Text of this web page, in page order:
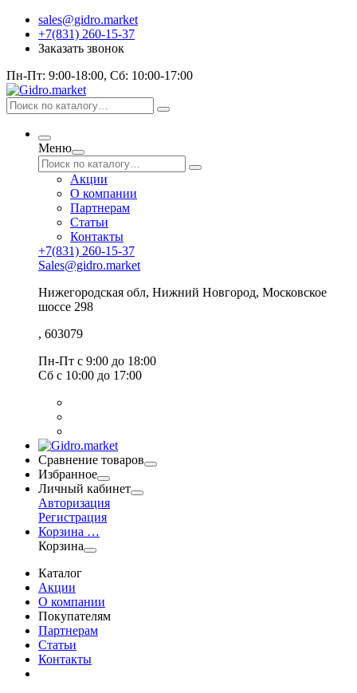
sales@gidro.market
+7(831) 260-15-37
Заказать звонок
Пн-Пт: 9:00-18:00, Сб: 10:00-17:00
Меню
Акции
О компании
Партнерам
Статьи
Контакты
+7(831) 260-15-37
Sales@gidro.market
Нижегородская обл, Нижний Новгород, Московское
шоссе 298
, 603079
Пн-Пт с 9:00 до 18:00
Сб с 10:00 до 17:00
Сравнение товаров
Избранное
Личный кабинет
Авторизация
Регистрация
Корзина …
Корзина
Каталог
Акции
О компании
Покупателям
Партнерам
Статьи
Контакты